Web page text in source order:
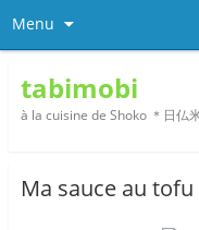
Menu
tabimobi
à la cuisine de Shoko ＊日仏
Ma sauce au